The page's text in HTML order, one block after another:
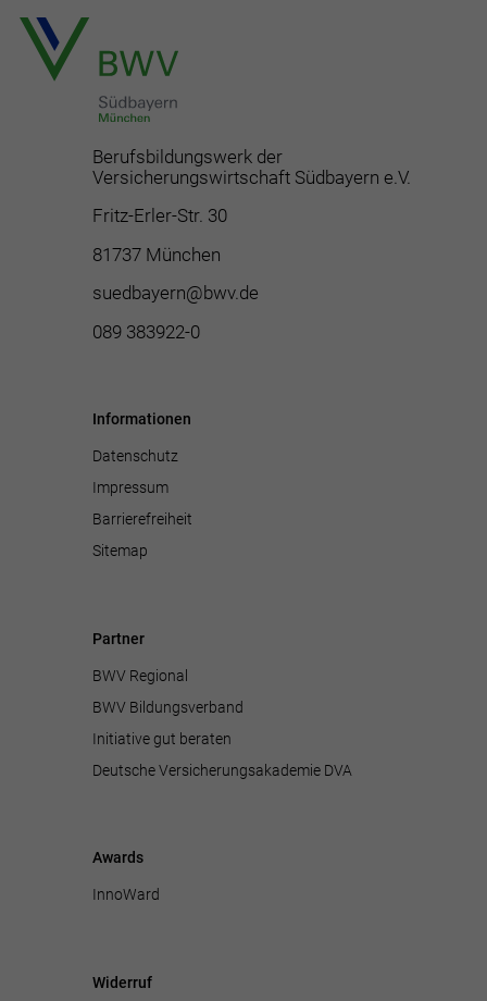
Berufsbildungswerk der
Versicherungswirtschaft Südbayern e.V.
Fritz-Erler-Str. 30
81737 München
suedbayern@bwv.de
089 383922-0
Informationen
Datenschutz
Impressum
Barrierefreiheit
Sitemap
Partner
BWV Regional
BWV Bildungsverband
Initiative gut beraten
Deutsche Versicherungsakademie DVA
Awards
InnoWard
Widerruf